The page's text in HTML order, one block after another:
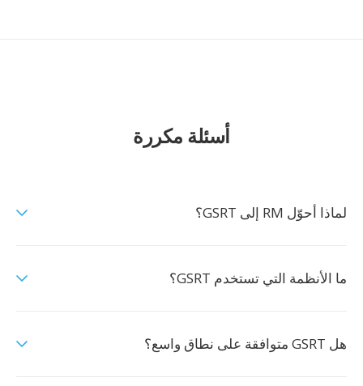
أسئلة مكررة
لماذا أحوّل RM إلى GSRT؟
ما الأنظمة التي تستخدم GSRT؟
هل GSRT متوافقة على نطاق واسع؟